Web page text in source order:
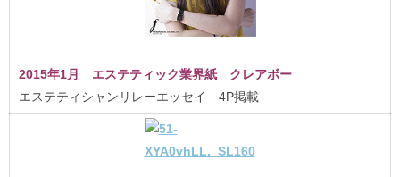
2015年1月 エステティック業界紙 クレアボー
エステティシャンリレーエッセイ 4P掲載